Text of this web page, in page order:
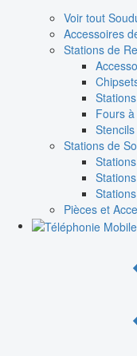
Voir tout
Accessoires
Stations de
Fours
Stations de
Pièces et